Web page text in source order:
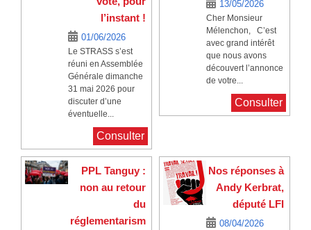
l’instant !
01/06/2026
Le STRASS s’est
réuni en Assemblée
Générale dimanche
31 mai 2026 pour
discuter d’une
éventuelle...
Consulter
13/05/2026
Cher Monsieur
Mélenchon, C’est
avec grand intérêt
que nous avons
découvert l’annonce
de votre...
Consulter
PPL Tanguy :
non au retour
du
réglementarism
Nos réponses à
Andy Kerbrat,
député LFI
08/04/2026